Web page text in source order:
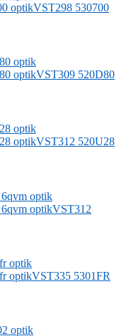
VST298 530700
VST309 520D80
VST312 520U28
VST312
VST335 5301FR